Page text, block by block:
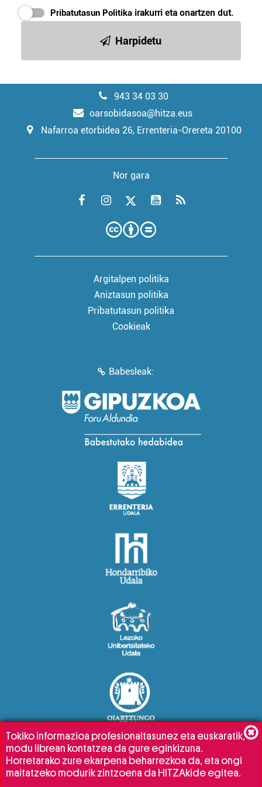
Pribatutasun Politika irakurri eta onartzen dut.
Harpidetu
943 34 03 30
oarsobidasoa@hitza.eus
Nafarroa etorbidea 26, Errenteria-Orereta 20100
Nor gara
Argitalpen politika
Aniztasun politika
Pribatutasun politika
Cookieak
Babesleak:
Tokiko informazioa profesionaltasunez eta euskaratik,
modu librean kontatzea da gure eginkizuna.
Horretarako zure ekarpena beharrezkoa da, eta ongi
maitatzeko modurik zintzoena da HITZAkide egitea.